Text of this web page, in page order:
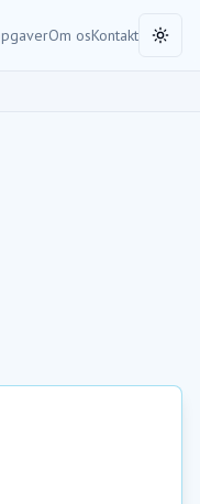
Om osKontakt